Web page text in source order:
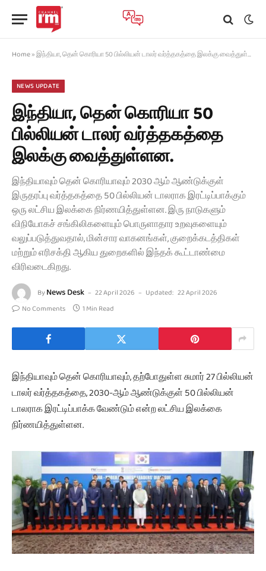
Home»இந்தியா, தென் கொரியா 50 பில்லியன் டாலர் வர்த்தகத்தை இலக்கு வைத்துள்ளன.
NEWS UPDATE
இந்தியா, தென் கொரியா 50
பில்லியன் டாலர் வர்த்தகத்தை
இலக்கு வைத்துள்ளன.
இந்தியாவும் தென் கொரியாவும் 2030 ஆம் ஆண்டுக்குள்
இருதரப்பு வர்த்தகத்தை 50 பில்லியன் டாலராக இரட்டிப்பாக்கும்
ஒரு லட்சிய இலக்கை நிர்ணயித்துள்ளன. இரு நாடுகளும்
விநியோகச் சங்கிலிகளையும் பொருளாதார உறவுகளையும்
வலுப்படுத்துவதால், மின்சார வாகனங்கள், குறைக்கடத்திகள்
மற்றும் எரிசக்தி ஆகிய துறைகளில் இந்தக் கூட்டாண்மை
விரிவடைகிறது.
ByNews Desk 22 April 2026 Updated: 22 April 2026
No Comments
1 Min Read
இந்தியாவும் தென் கொரியாவும், தற்போதுள்ள சுமார் 27 பில்லியன்
டாலர் வர்த்தகத்தை, 2030-ஆம் ஆண்டுக்குள் 50 பில்லியன்
டாலராக இரட்டிப்பாக்க வேண்டும் என்ற லட்சிய இலக்கை
நிர்ணயித்துள்ளன.